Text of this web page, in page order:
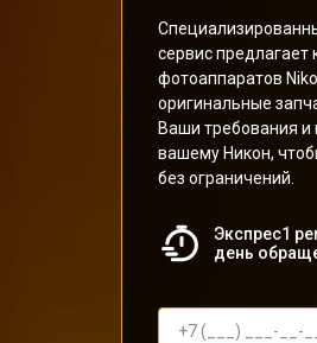
сервис
фотоаппаратов
оригинальные
Ваши требования
вашему Никон,
без ограничений.
Экспрес1
день